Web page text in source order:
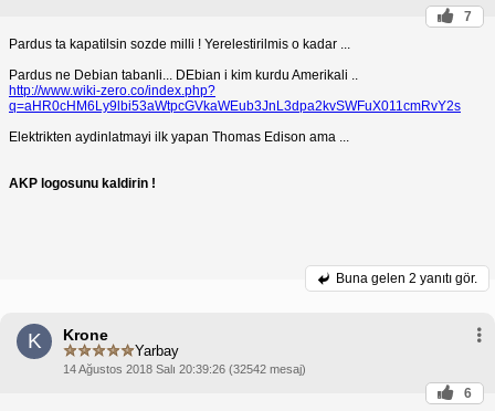
7
Pardus ta kapatilsin sozde milli ! Yerelestirilmis o kadar ...
Pardus ne Debian tabanli... DEbian i kim kurdu Amerikali ..
http://www.wiki-zero.co/index.php?
q=aHR0cHM6Ly9lbi53aWtpcGVkaWEub3JnL3dpa2kvSWFuX011cmRvY2s
Elektrikten aydinlatmayi ilk yapan Thomas Edison ama ...
AKP logosunu kaldirin !
Buna gelen 2 yanıtı gör.
K Krone
Yarbay
14 Ağustos 2018 Salı 20:39:26 (32542 mesaj)
6